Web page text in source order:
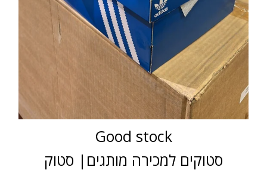
Good stock
סטוקים למכירה מותגים| סטוק